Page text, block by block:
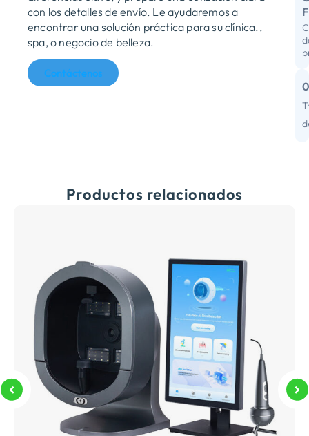
con los detalles de envío. Le ayudaremos a
encontrar una solución práctica para su clínica.,
spa, o negocio de belleza.
Contáctenos
Productos relacionados